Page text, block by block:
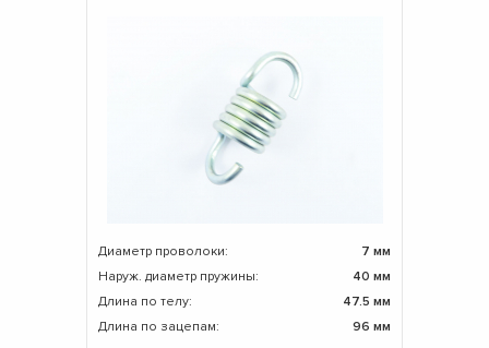
Диаметр проволоки:
7 мм
Наруж. диаметр пружины:
40 мм
Длина по телу:
47.5 мм
Длина по зацепам:
96 мм